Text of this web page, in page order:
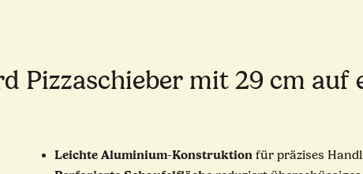
Pizzaschieber mit 29 cm auf
Leichte Aluminium-Konstruktionfür präzises